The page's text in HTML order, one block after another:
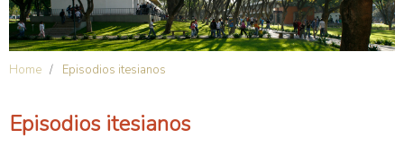
Home / Episodios itesianos
Episodios itesianos